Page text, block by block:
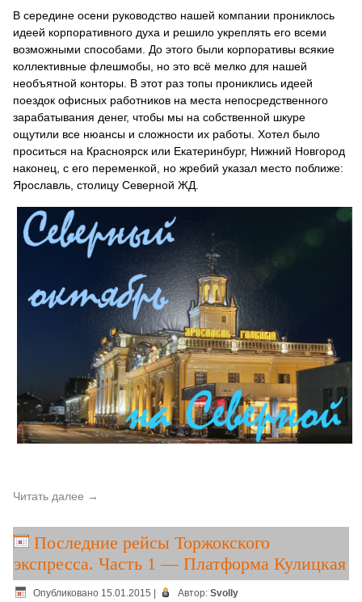
В середине осени руководство нашей компании прониклось
идеей корпоративного духа и решило укреплять его всеми
возможными способами. До этого были корпоративы всякие
коллективные флешмобы, но это всё мелко для нашей
необъятной конторы. В этот раз топы прониклись идеей
поездок офисных работников на места непосредственного
зарабатывания денег, чтобы мы на собственной шкуре
ощутили все нюансы и сложности их работы. Хотел было
проситься на Красноярск или Екатеринбург, Нижний Новгород
наконец, с его переменкой, но жребий указал место поближе:
Ярославль, столицу Северной ЖД.
Читать далее →
Последние рейсы Торжокского
экспресса. Часть 1 — Платформа Кулицкая
Опубликовано 15.01.2015 | Автор: Svolly